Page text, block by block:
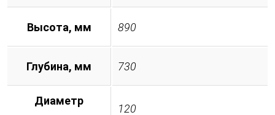
Высота, мм 890
Глубина, мм 730
Диаметр
120